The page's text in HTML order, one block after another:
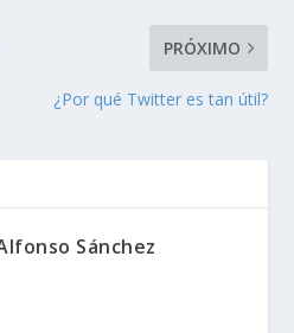
PRÓXIMO
¿Por qué Twitter es tan útil?
Sánchez